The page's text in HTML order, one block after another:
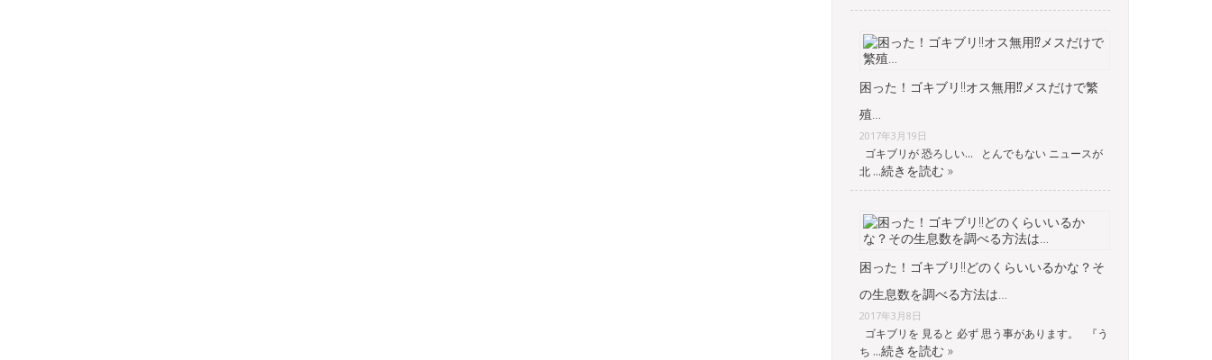
困った！ゴキブリ‼︎オス無用⁉︎メスだけで繁
殖…
2017年3月19日
ゴキブリが 恐ろしい… とんでもない ニュースが
北 …続きを読む »
困った！ゴキブリ‼︎どのくらいいるかな？そ
の生息数を調べる方法は…
2017年3月8日
ゴキブリを 見ると 必ず 思う事があります。 『う
ち …続きを読む »